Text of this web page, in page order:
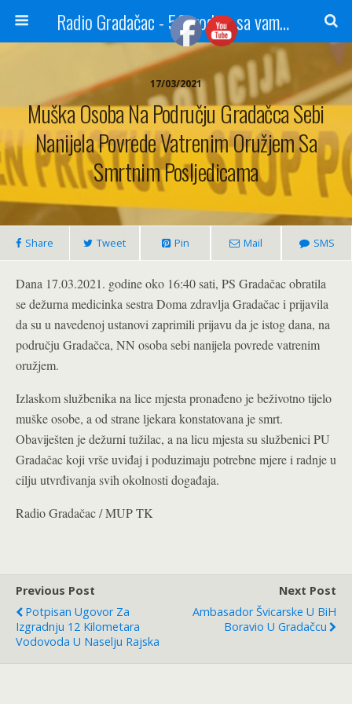
Radio Gradačac - 56 godina sa vama...
17/03/2021
Muška Osoba Na Području Gradačca Sebi
Nanijela Povrede Vatrenim Oružjem Sa
Smrtnim Posljedicama
Share Tweet Pin Mail SMS
Dana 17.03.2021. godine oko 16:40 sati, PS Gradačac obratila
se dežurna medicinka sestra Doma zdravlja Gradačac i prijavila
da su u navedenoj ustanovi zaprimili prijavu da je istog dana, na
području Gradačca, NN osoba sebi nanijela povrede vatrenim
oružjem.
Izlaskom službenika na lice mjesta pronađeno je beživotno tijelo
muške osobe, a od strane ljekara konstatovana je smrt.
Obaviješten je dežurni tužilac, a na licu mjesta su službenici PU
Gradačac koji vrše uviđaj i poduzimaju potrebne mjere i radnje u
cilju utvrđivanja svih okolnosti događaja.
Radio Gradačac / MUP TK
Previous Post
Potpisan Ugovor Za
Izgradnju 12 Kilometara
Vodovoda U Naselju Rajska
Next Post
Ambasador Švicarske U BiH
Boravio U Gradačcu